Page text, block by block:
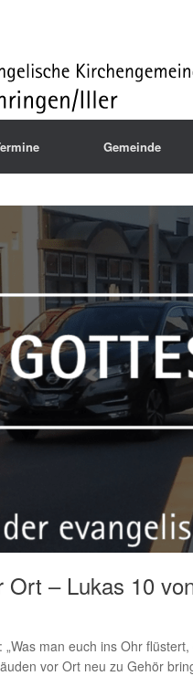
Gemeinde
Ort – Lukas 10
man euch ins Ohr
vor Ort neu zu Gehör